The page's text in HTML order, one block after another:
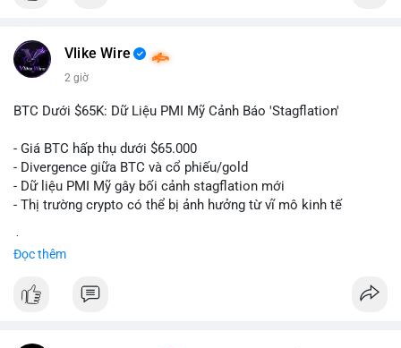
#vlikevn #titanbot
📰 Nguồn: Cointelegraph
Vlike Wire
2 giờ
BTC Dưới $65K: Dữ Liệu PMI Mỹ Cảnh Báo 'Stagflation'
- Giá BTC hấp thụ dưới $65.000
- Divergence giữa BTC và cổ phiếu/gold
- Dữ liệu PMI Mỹ gây bối cảnh stagflation mới
- Thị trường crypto có thể bị ảnh hưởng từ vĩ mô kinh tế
Đọc thêm